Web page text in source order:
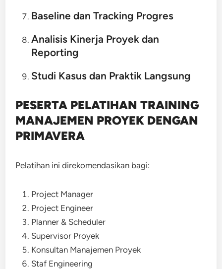
Baseline dan Tracking Progres
Analisis Kinerja Proyek dan
Reporting
Studi Kasus dan Praktik Langsung
PESERTA PELATIHAN TRAINING
MANAJEMEN PROYEK DENGAN
PRIMAVERA
Pelatihan ini direkomendasikan bagi:
Project Manager
Project Engineer
Planner & Scheduler
Supervisor Proyek
Konsultan Manajemen Proyek
Staf Engineering